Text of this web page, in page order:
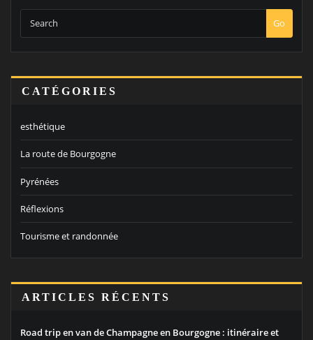
Go
CATÉGORIES
esthétique
La route de Bourgogne
Pyrénées
Réflexions
Tourisme et randonnée
ARTICLES RÉCENTS
Road trip en van de Champagne en Bourgogne : itinéraire et